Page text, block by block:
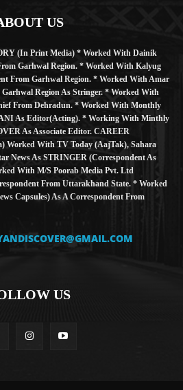
US
(in Print Media) * Worked With Dainik
Garhwal Region. * Worked With Kalyug
From Garhwal Region. * Worked With Amar
Region As Stringer. * Worked With
From Dehradun. * Worked With Monthly
As Editor(Acting). * Working With Minthly
As Associate Editor. CAREER
Worked With TV Today (AajTak), Sahara
News As STRINGER (Correspondent As
With M/S Poorab Media Pvt. Ltd
From Uttarakhand State. * Worked
Capsules) As A Correspondent From
US